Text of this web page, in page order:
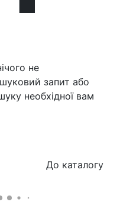
не
запит або
необхідної вам
До каталогу